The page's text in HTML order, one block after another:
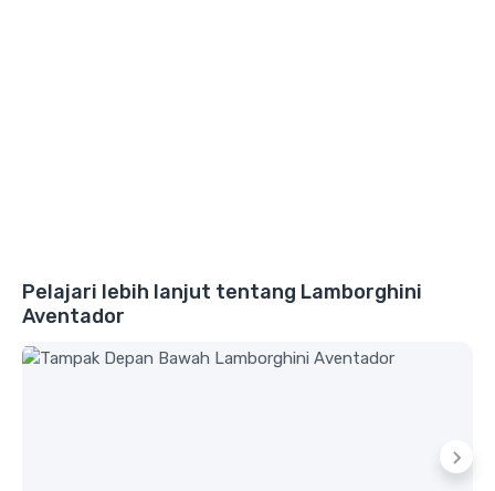
Pelajari lebih lanjut tentang Lamborghini
Aventador